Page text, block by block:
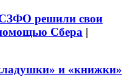
решили свои
Сбера |
и «книжки»